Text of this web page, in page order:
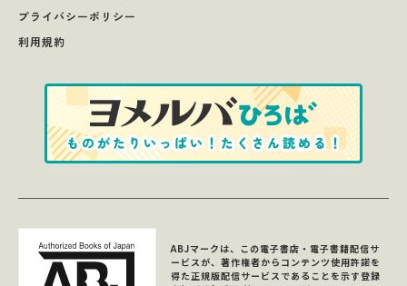
プライバシーポリシー
利用規約
ABJマークは、この電子書店・電子書籍配信サ
ービスが、著作権者からコンテンツ使用許諾を
得た正規版配信サービスであることを示す登録